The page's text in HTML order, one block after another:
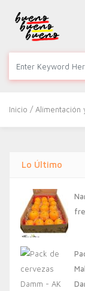
Inicio /Alimentación
Lo Último